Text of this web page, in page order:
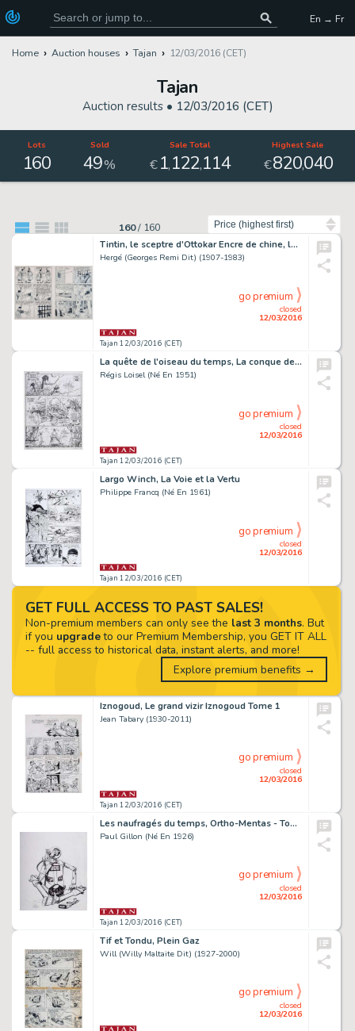
En → Fr
Home Auction houses Tajan 12/03/2016 (CET)
Tajan
Auction results • 12/03/2016 (CET)
Lots
160
Sold
49%
Sale Total
€ 1,122,114
Highest Sale
€820,040
160/ 160
Tintin, le sceptre d'Ottokar Encre de chine, lavis et gouache blanche sur papier pour la d...
Hergé (Georges Remi Dit) (1907-1983)
Tajan 12/03/2016 (CET)
closed
12/03/2016
go premium
La quête de l'oiseau du temps, La conque de Ramor
Régis Loisel (Né En 1951)
Tajan 12/03/2016 (CET)
closed
12/03/2016
go premium
Largo Winch, La Voie et la Vertu
Philippe Francq (Né En 1961)
Tajan 12/03/2016 (CET)
closed
12/03/2016
go premium
Iznogoud, Le grand vizir Iznogoud Tome 1
Jean Tabary (1930-2011)
Tajan 12/03/2016 (CET)
closed
12/03/2016
go premium
Les naufragés du temps, Ortho-Mentas - Tome 8
Paul Gillon (Né En 1926)
Tajan 12/03/2016 (CET)
closed
12/03/2016
go premium
Tif et Tondu, Plein Gaz
Will (Willy Maltaite Dit) (1927-2000)
closed
12/03/2016
go premium
GET FULL ACCESS TO PAST SALES!
Non-premium members can only see the last 3 months. But
if you upgradeto our Premium Membership, you GET IT ALL
-- full access to historical data, instant alerts, and more!
Explore premium benefits →